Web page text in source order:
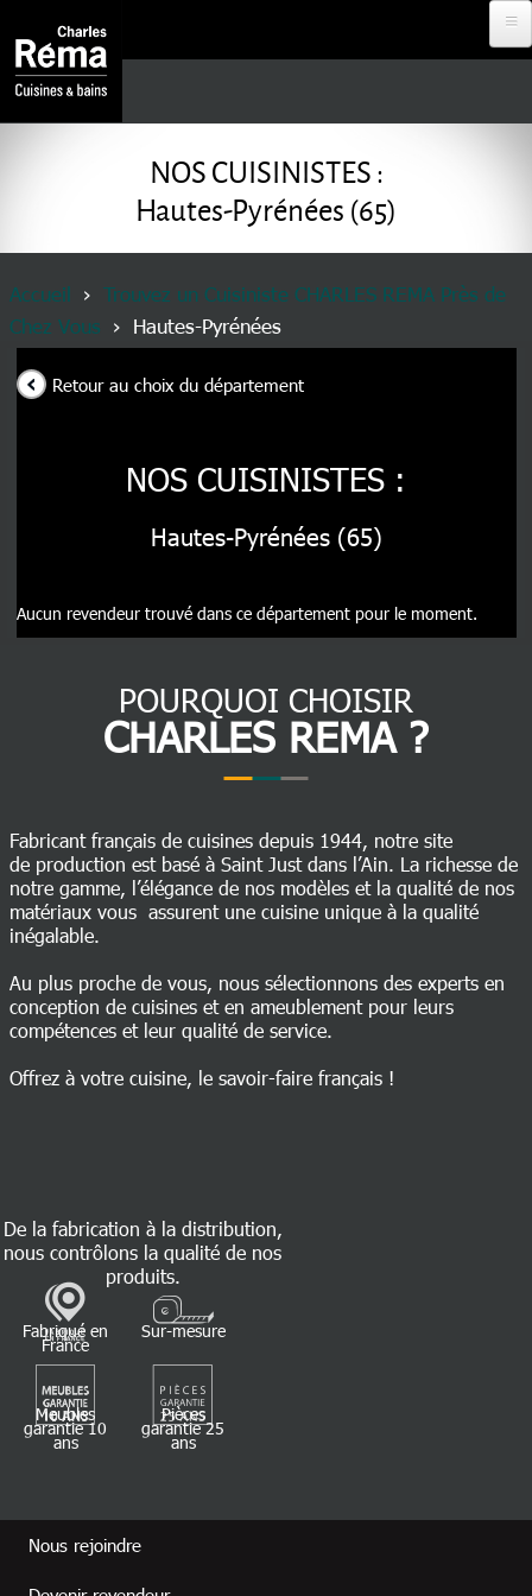
REVENDEUR
RDV EN
NOS CUISINISTES :
Hautes-Pyrénées (65)
Fil d'Ariane
Accueil
Trouvez un Cuisiniste CHARLES REMA Près de
Chez Vous
Hautes-Pyrénées
Retour au choix du département
NOS CUISINISTES :
Hautes-Pyrénées (65)
Aucun revendeur trouvé dans ce département pour le moment.
POURQUOI CHOISIR
CHARLES REMA ?
Fabricant français de cuisines depuis 1944, notre site
de production est basé à Saint Just dans l’Ain. La richesse de
notre gamme, l’élégance de nos modèles et la qualité de nos
matériaux vous assurent une cuisine unique à la qualité
inégalable.
Au plus proche de vous, nous sélectionnons des experts en
conception de cuisines et en ameublement pour leurs
compétences et leur qualité de service.
Offrez à votre cuisine, le savoir-faire français !
De la fabrication à la distribution,
nous contrôlons la qualité de nos
produits.
Fabriqué en
France
Sur-mesure
Meubles
garantie 10
ans
Pièces
garantie 25
ans
Nous rejoindre